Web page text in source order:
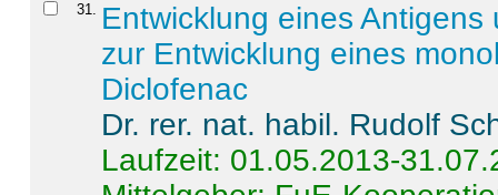
31. Entwicklung eines
zur Entwicklung eines
Diclofenac
Dr. rer. nat. habil. Rudolf
Laufzeit: 01.05.2013-